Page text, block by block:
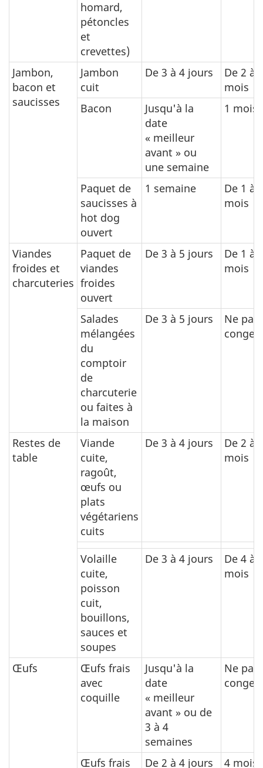
homard,
pétoncles
et
crevettes)
Jambon,
bacon et
saucisses
Jambon
cuit
De 3 à 4 jours
De 2 à
mois
Bacon
Jusqu'à la
date
« meilleur
avant » ou
une semaine
1 mois
Paquet de
saucisses à
hot dog
ouvert
1 semaine
De 1 à
mois
Viandes
froides et
charcuteries
Paquet de
viandes
froides
ouvert
De 3 à 5 jours
De 1 à
mois
Salades
mélangées
du
comptoir
de
charcuterie
ou faites à
la maison
De 3 à 5 jours
Ne pas
Restes de
table
Viande
cuite,
ragoût,
œufs ou
plats
végétariens
cuits
De 3 à 4 jours
De 2 à
mois
Volaille
cuite,
poisson
cuit,
bouillons,
sauces et
soupes
De 3 à 4 jours
De 4 à
mois
Œufs
Œufs frais
avec
coquille
Jusqu'à la
date
« meilleur
avant » ou de
3 à 4
semaines
Ne pas
Œufs frais
De 2 à 4 jours 4 mois